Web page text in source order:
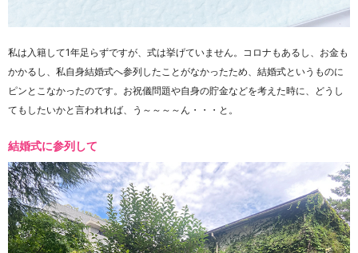
私は入籍して1年足らずですが、式は挙げていません。コロナもあるし、お金も
かかるし、私自身結婚式へ参列したことがなかったため、結婚式というものに
ピンとこなかったのです。お祝儀問題や自身の貯金などを考えた時に、どうし
てもしたいかと言われれば、う～～～～ん・・・と。
結婚式に参列して